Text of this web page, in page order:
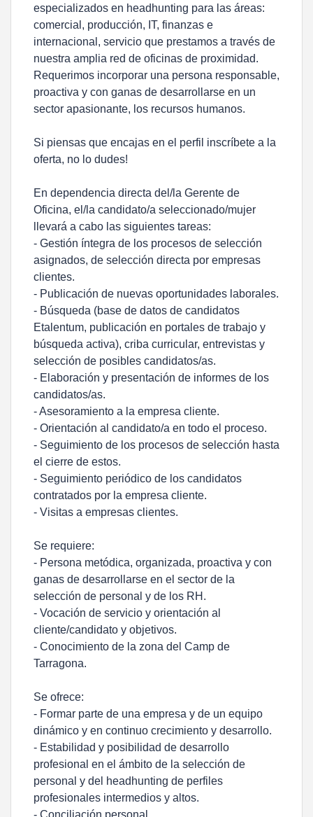
especializados en headhunting para las áreas:
comercial, producción, IT, finanzas e
internacional, servicio que prestamos a través de
nuestra amplia red de oficinas de proximidad.
Requerimos incorporar una persona responsable,
proactiva y con ganas de desarrollarse en un
sector apasionante, los recursos humanos.
Si piensas que encajas en el perfil inscríbete a la
oferta, no lo dudes!
En dependencia directa del/la Gerente de
Oficina, el/la candidato/a seleccionado/mujer
llevará a cabo las siguientes tareas:
- Gestión íntegra de los procesos de selección
asignados, de selección directa por empresas
clientes.
- Publicación de nuevas oportunidades laborales.
- Búsqueda (base de datos de candidatos
Etalentum, publicación en portales de trabajo y
búsqueda activa), criba curricular, entrevistas y
selección de posibles candidatos/as.
- Elaboración y presentación de informes de los
candidatos/as.
- Asesoramiento a la empresa cliente.
- Orientación al candidato/a en todo el proceso.
- Seguimiento de los procesos de selección hasta
el cierre de estos.
- Seguimiento periódico de los candidatos
contratados por la empresa cliente.
- Visitas a empresas clientes.
Se requiere:
- Persona metódica, organizada, proactiva y con
ganas de desarrollarse en el sector de la
selección de personal y de los RH.
- Vocación de servicio y orientación al
cliente/candidato y objetivos.
- Conocimiento de la zona del Camp de
Tarragona.
Se ofrece:
- Formar parte de una empresa y de un equipo
dinámico y en continuo crecimiento y desarrollo.
- Estabilidad y posibilidad de desarrollo
profesional en el ámbito de la selección de
personal y del headhunting de perfiles
profesionales intermedios y altos.
- Conciliación personal.